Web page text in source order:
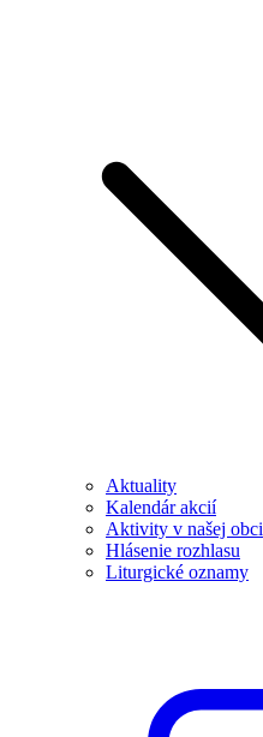
Aktuality
Kalendár akcií
Aktivity v našej obci
Hlásenie rozhlasu
Liturgické oznamy